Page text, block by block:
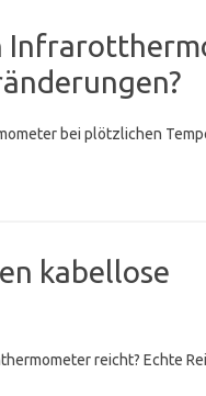
bei plötzlichen
kabellose
reicht? Echte